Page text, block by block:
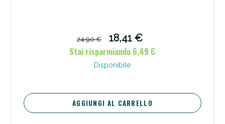
24,90 €
18,41 €
Stai risparmiando 6,49 €
Disponibile
AGGIUNGI AL CARRELLO
Scopri le offerte di Oggi